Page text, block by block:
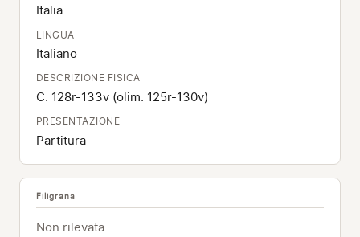
Italia
LINGUA
Italiano
DESCRIZIONE FISICA
C. 128r-133v (olim: 125r-130v)
PRESENTAZIONE
Partitura
Filigrana
Non rilevata